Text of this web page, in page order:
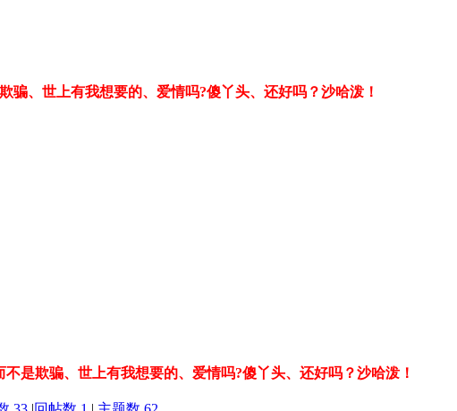
骗、世上有我想要的、爱情吗?傻丫头、还好吗？沙哈泼！
是欺骗、世上有我想要的、爱情吗?傻丫头、还好吗？沙哈泼！